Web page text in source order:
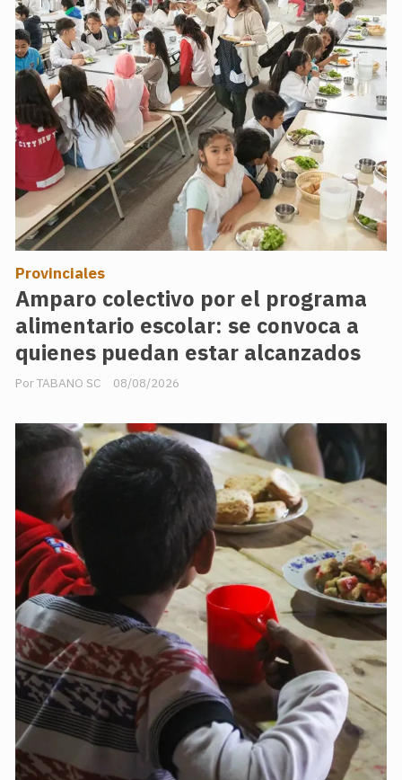
Amparo colectivo por el programa
alimentario escolar: se convoca a
quienes puedan estar alcanzados
TABANO SC
Provinciales
08/08/2026